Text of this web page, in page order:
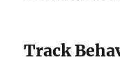
Track